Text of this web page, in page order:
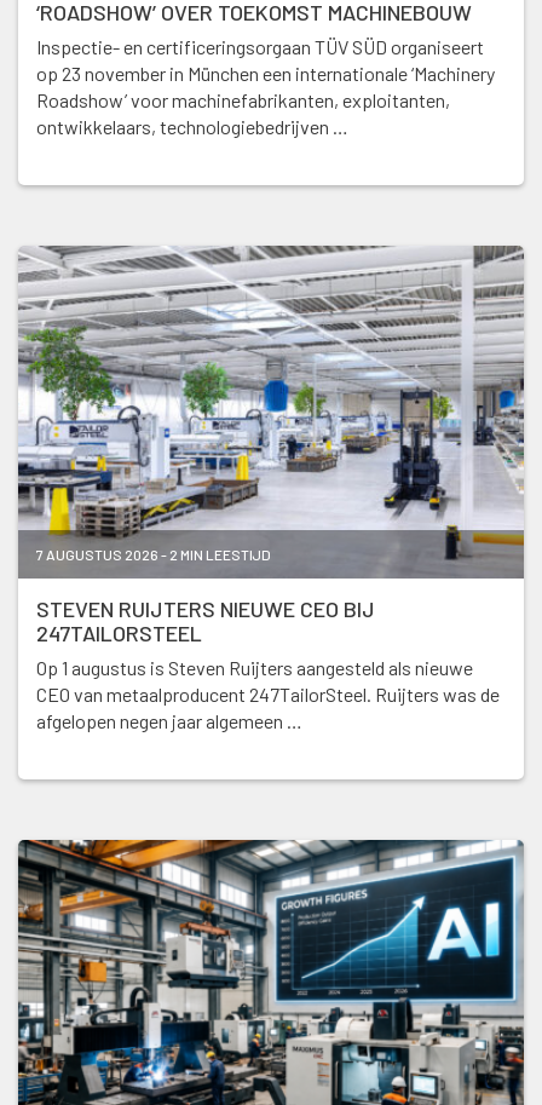
‘ROADSHOW’ OVER TOEKOMST MACHINEBOUW
Inspectie- en certificeringsorgaan TÜV SÜD organiseert
op 23 november in München een internationale ‘Machinery
Roadshow’ voor machinefabrikanten, exploitanten,
ontwikkelaars, technologiebedrijven …
7 AUGUSTUS 2026 - 2 MIN LEESTIJD
STEVEN RUIJTERS NIEUWE CEO BIJ
247TAILORSTEEL
Op 1 augustus is Steven Ruijters aangesteld als nieuwe
CEO van metaalproducent 247TailorSteel. Ruijters was de
afgelopen negen jaar algemeen …